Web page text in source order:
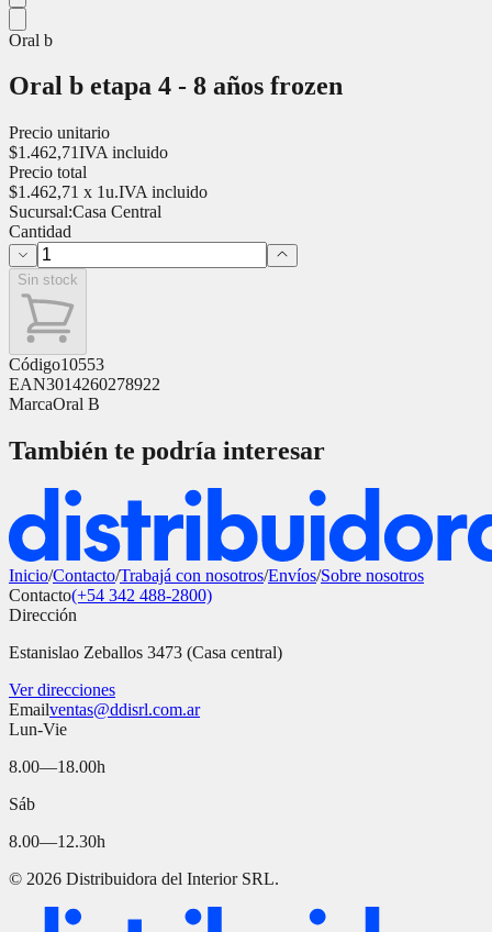
Oral b
Oral b etapa 4 - 8 años frozen
Precio unitario
$1.462,71IVA incluido
Precio total
$1.462,71 x 1u.IVA incluido
Sucursal:Casa Central
Cantidad
Sin stock
Código10553
EAN3014260278922
MarcaOral B
También te podría interesar
Inicio/Contacto/Trabajá con nosotros/Envíos/Sobre nosotros
Contacto(+54 342 488-2800)
Dirección
Estanislao Zeballos 3473 (Casa central)
Ver direcciones
Emailventas@ddisrl.com.ar
Lun-Vie
8.00—18.00h
Sáb
8.00—12.30h
© 2026 Distribuidora del Interior SRL.